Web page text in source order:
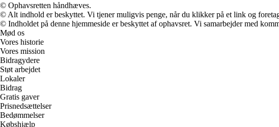
© Ophavsretten håndhæves.
© Alt indhold er beskyttet. Vi tjener muligvis penge, når du klikker på et link og
© Indholdet på denne hjemmeside er beskyttet af ophavsret. Vi samarbejder med
Mød os
Vores historie
Vores mission
Bidragydere
Støt arbejdet
Lokaler
Bidrag
Gratis gaver
Prisnedsættelser
Bedømmelser
Købshjælp